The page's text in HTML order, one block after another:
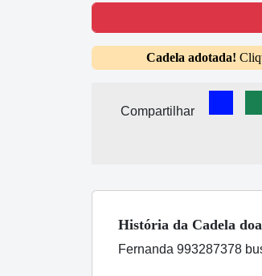
Cadela adotada!
Compartilhar
História da Cadela
Fernanda 993287378